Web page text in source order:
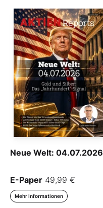
Neue Welt: 04.07.2026
E-Paper 49,99 €
Mehr Informationen